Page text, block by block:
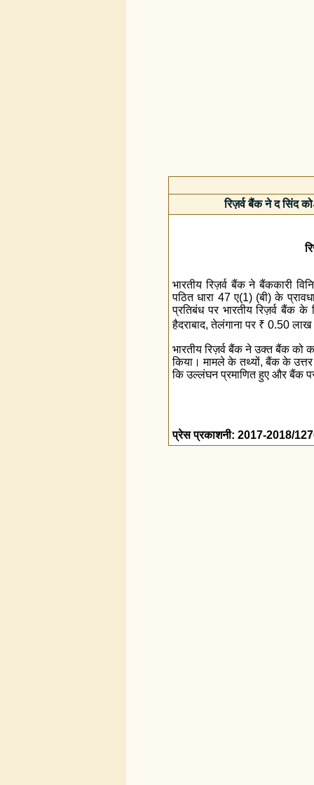
रिज़र्व बैंक ने द सिंद
भारतीय रिज़र्व बैंक ने बैंककारी
पठित धारा 47 ए(1) (बी) के
प्रतिबंध पर भारतीय रिज़र्व बैंक
हैदराबाद, तेलंगाना पर ₹ 0.50 लाख
भारतीय रिज़र्व बैंक ने उक्त बैंक को
किया। मामले के तथ्यों, बैंक के उत्तर
कि उल्लंघन प्रमाणित हुए और बैंक
प्रेस प्रकाशनी: 2017-2018/